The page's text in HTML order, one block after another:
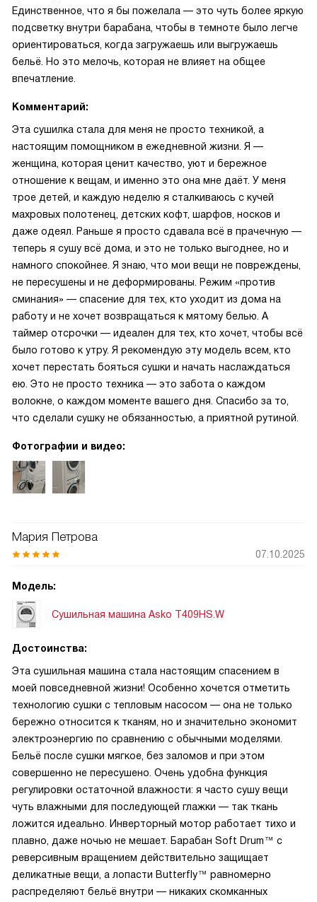
Единственное, что я бы пожелала — это чуть более яркую
подсветку внутри барабана, чтобы в темноте было легче
ориентироваться, когда загружаешь или выгружаешь
бельё. Но это мелочь, которая не влияет на общее
впечатление.
Комментарий:
Эта сушилка стала для меня не просто техникой, а
настоящим помощником в ежедневной жизни. Я —
женщина, которая ценит качество, уют и бережное
отношение к вещам, и именно это она мне даёт. У меня
трое детей, и каждую неделю я сталкиваюсь с кучей
махровых полотенец, детских кофт, шарфов, носков и
даже одеял. Раньше я просто сдавала всё в прачечную —
теперь я сушу всё дома, и это не только выгоднее, но и
намного спокойнее. Я знаю, что мои вещи не повреждены,
не пересушены и не деформированы. Режим «против
сминания» — спасение для тех, кто уходит из дома на
работу и не хочет возвращаться к мятому белью. А
таймер отсрочки — идеален для тех, кто хочет, чтобы всё
было готово к утру. Я рекомендую эту модель всем, кто
хочет перестать бояться сушки и начать наслаждаться
ею. Это не просто техника — это забота о каждом
волокне, о каждом моменте вашего дня. Спасибо за то,
что сделали сушку не обязанностью, а приятной рутиной.
Фотографии и видео:
Мария Петрова
07.10.2025
Модель:
Сушильная машина Asko T409HS.W
Достоинства:
Эта сушильная машина стала настоящим спасением в
моей повседневной жизни! Особенно хочется отметить
технологию сушки с тепловым насосом — она не только
бережно относится к тканям, но и значительно экономит
электроэнергию по сравнению с обычными моделями.
Бельё после сушки мягкое, без заломов и при этом
совершенно не пересушено. Очень удобна функция
регулировки остаточной влажности: я часто сушу вещи
чуть влажными для последующей глажки — так ткань
ложится идеально. Инверторный мотор работает тихо и
плавно, даже ночью не мешает. Барабан Soft Drum™ с
реверсивным вращением действительно защищает
деликатные вещи, а лопасти Butterfly™ равномерно
распределяют бельё внутри — никаких скомканных